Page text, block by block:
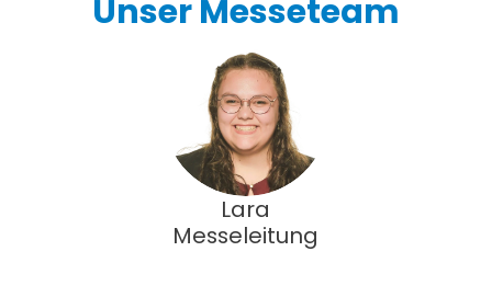
Unser Messeteam
Lara
Messeleitung